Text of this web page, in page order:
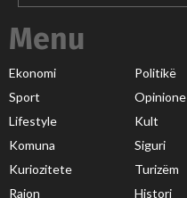
Menu
Ekonomi Politikë
Sport
Opinione
Lifestyle
Kult
Komuna
Siguri
Kuriozitete
Turizëm
Rajon
Histori